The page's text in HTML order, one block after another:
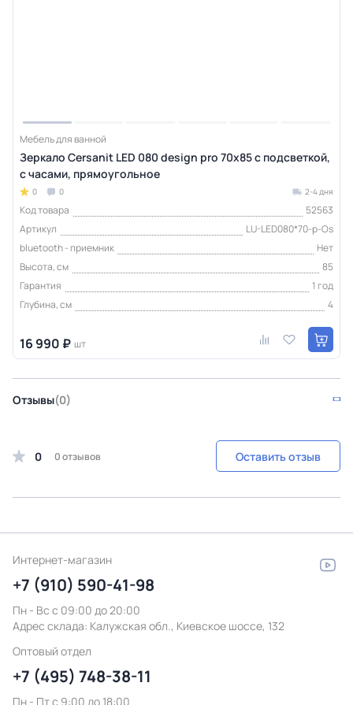
Мебель для ванной
Зеркало Cersanit LED 080 design pro 70x85 с подсветкой,
с часами, прямоугольное
0 0 2-4 дня
Код товара
52563
Артикул
LU-LED080*70-p-Os
bluetooth - приемник
Нет
Высота, см
85
Гарантия
1 год
Глубина, см
4
16 990 ₽ шт
Отзывы(0)
0 0 отзывов Оставить отзыв
Интернет-магазин
+7 (910) 590-41-98
Пн - Вс с 09:00 до 20:00
Адрес склада: Калужская обл., Киевское шоссе, 132
Оптовый отдел
+7 (495) 748-38-11
Пн - Пт c 9:00 до 18:00